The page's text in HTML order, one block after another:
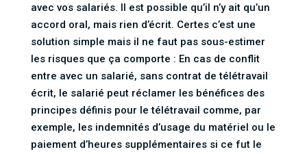
avec vos salariés. Il est possible qu’il n’y ait qu’un
accord oral, mais rien d’écrit. Certes c’est une
solution simple mais il ne faut pas sous-estimer
les risques que ça comporte : En cas de conflit
entre avec un salarié, sans contrat de télétravail
écrit, le salarié peut réclamer les bénéfices des
principes définis pour le télétravail comme, par
exemple, les indemnités d’usage du matériel ou le
paiement d’heures supplémentaires si ce fut le